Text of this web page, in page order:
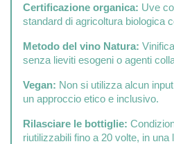
Certificazione organica: Uve
standard di agricoltura biologica
Metodo del vino Natura:
senza lieviti esogeni o agenti
Vegan: Non si utilizza alcun
un approccio etico e inclusivo.
Rilasciare le bottiglie:
riutilizzabili fino a 20 volte, in una